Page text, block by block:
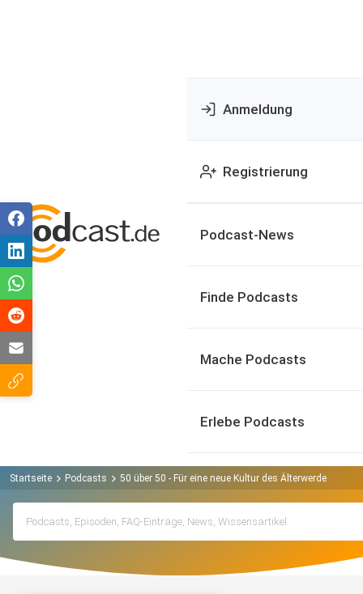
Anmeldung
Registrierung
Podcast-News
Finde Podcasts
Mache Podcasts
Erlebe Podcasts
Startseite Podcasts 50 über 50 - Für eine neue Kultur des Älterwerdens